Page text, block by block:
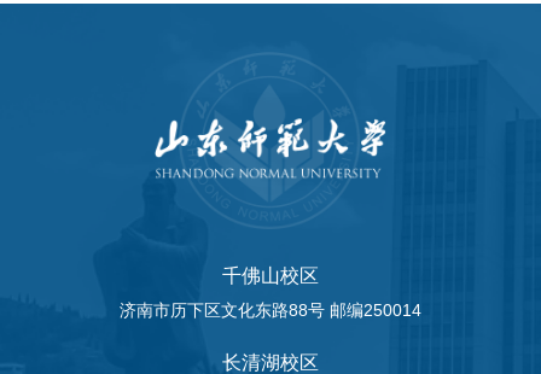
千佛山校区
济南市历下区文化东路88号 邮编250014
长清湖校区